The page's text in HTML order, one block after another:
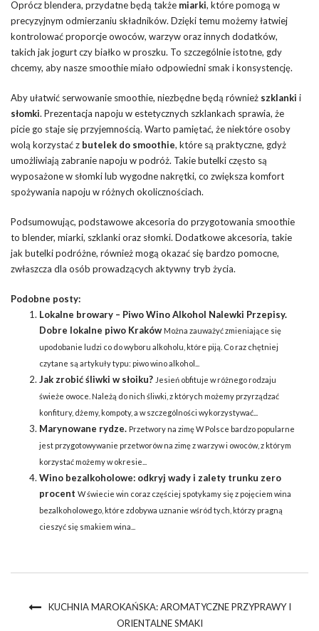
Oprócz blendera, przydatne będą także miarki, które pomogą w
precyzyjnym odmierzaniu składników. Dzięki temu możemy łatwiej
kontrolować proporcje owoców, warzyw oraz innych dodatków,
takich jak jogurt czy białko w proszku. To szczególnie istotne, gdy
chcemy, aby nasze smoothie miało odpowiedni smak i konsystencję.
Aby ułatwić serwowanie smoothie, niezbędne będą również szklanki i
słomki. Prezentacja napoju w estetycznych szklankach sprawia, że
picie go staje się przyjemnością. Warto pamiętać, że niektóre osoby
wolą korzystać z butelek do smoothie, które są praktyczne, gdyż
umożliwiają zabranie napoju w podróż. Takie butelki często są
wyposażone w słomki lub wygodne nakrętki, co zwiększa komfort
spożywania napoju w różnych okolicznościach.
Podsumowując, podstawowe akcesoria do przygotowania smoothie
to blender, miarki, szklanki oraz słomki. Dodatkowe akcesoria, takie
jak butelki podróżne, również mogą okazać się bardzo pomocne,
zwłaszcza dla osób prowadzących aktywny tryb życia.
Podobne posty:
Lokalne browary – Piwo Wino Alkohol Nalewki Przepisy.
Dobre lokalne piwo Kraków Można zauważyć zmieniające się
upodobanie ludzi co do wyboru alkoholu, które piją. Co raz chętniej
czytane są artykuły typu: piwo wino alkohol...
Jak zrobić śliwki w słoiku? Jesień obfituje w różnego rodzaju
świeże owoce. Należą do nich śliwki, z których możemy przyrządzać
konfitury, dżemy, kompoty, a w szczególności wykorzystywać...
Marynowane rydze. Przetwory na zimę W Polsce bardzo popularne
jest przygotowywanie przetworów na zimę z warzyw i owoców, z którym
korzystać możemy w okresie...
Wino bezalkoholowe: odkryj wady i zalety trunku zero
procent W świecie win coraz częściej spotykamy się z pojęciem wina
bezalkoholowego, które zdobywa uznanie wśród tych, którzy pragną
cieszyć się smakiem wina...
KUCHNIA MAROKAŃSKA: AROMATYCZNE PRZYPRAWY I
ORIENTALNE SMAKI